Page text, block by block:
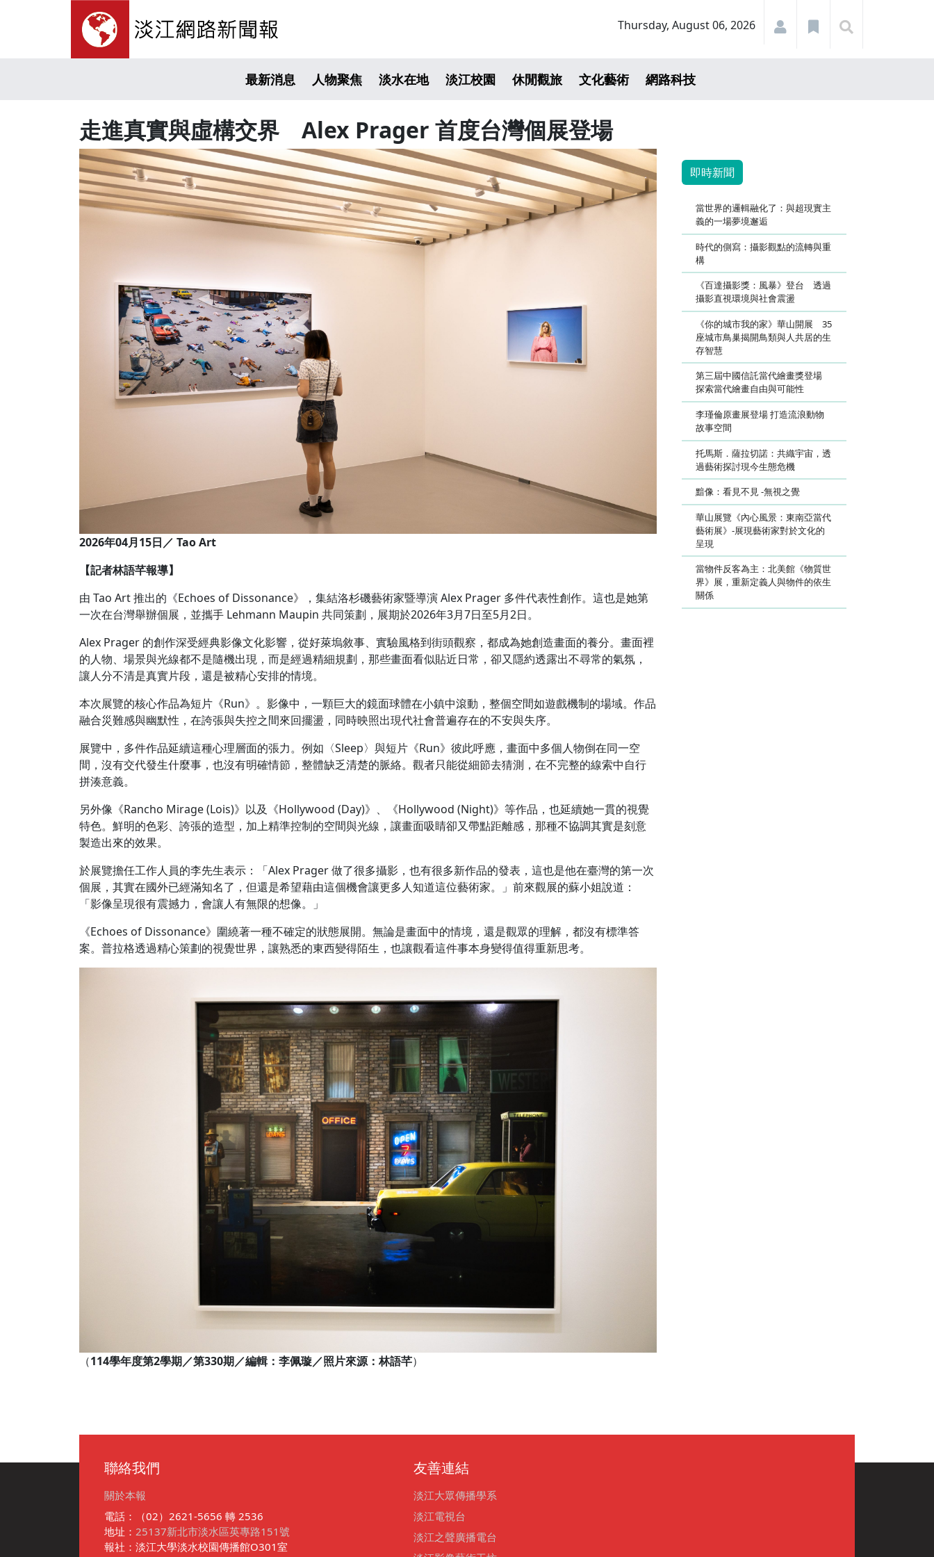
Thursday, August 06, 2026
最新消息 人物聚焦 淡水在地 淡江校園 休閒觀旅 文化藝術 網路科技
走進真實與虛構交界 Alex Prager 首度台灣個展登場
2026年04月15日／ Tao Art
【記者林語芊報導】
由 Tao Art 推出的《Echoes of Dissonance》，集結洛杉磯藝術家暨導演 Alex Prager 多件代表性創作。這也是她第
一次在台灣舉辦個展，並攜手 Lehmann Maupin 共同策劃，展期於2026年3月7日至5月2日。
Alex Prager 的創作深受經典影像文化影響，從好萊塢敘事、實驗風格到街頭觀察，都成為她創造畫面的養分。畫面裡
的人物、場景與光線都不是隨機出現，而是經過精細規劃，那些畫面看似貼近日常，卻又隱約透露出不尋常的氣氛，
讓人分不清是真實片段，還是被精心安排的情境。
本次展覽的核心作品為短片《Run》。影像中，一顆巨大的鏡面球體在小鎮中滾動，整個空間如遊戲機制的場域。作品
融合災難感與幽默性，在誇張與失控之間來回擺盪，同時映照出現代社會普遍存在的不安與失序。
展覽中，多件作品延續這種心理層面的張力。例如〈Sleep〉與短片《Run》彼此呼應，畫面中多個人物倒在同一空
間，沒有交代發生什麼事，也沒有明確情節，整體缺乏清楚的脈絡。觀者只能從細節去猜測，在不完整的線索中自行
拼湊意義。
另外像《Rancho Mirage (Lois)》以及《Hollywood (Day)》、《Hollywood (Night)》等作品，也延續她一貫的視覺
特色。鮮明的色彩、誇張的造型，加上精準控制的空間與光線，讓畫面吸睛卻又帶點距離感，那種不協調其實是刻意
製造出來的效果。
於展覽擔任工作人員的李先生表示：「Alex Prager 做了很多攝影，也有很多新作品的發表，這也是他在臺灣的第一次
個展，其實在國外已經滿知名了，但還是希望藉由這個機會讓更多人知道這位藝術家。」前來觀展的蘇小姐說道：
「影像呈現很有震撼力，會讓人有無限的想像。」
《Echoes of Dissonance》圍繞著一種不確定的狀態展開。無論是畫面中的情境，還是觀眾的理解，都沒有標準答
案。普拉格透過精心策劃的視覺世界，讓熟悉的東西變得陌生，也讓觀看這件事本身變得值得重新思考。
（114學年度第2學期／第330期／編輯：李佩璇／照片來源：林語芊）
即時新聞
當世界的邏輯融化了：與超現實主
義的一場夢境邂逅
時代的側寫：攝影觀點的流轉與重
構
《百達攝影獎：風暴》登台 透過
攝影直視環境與社會震盪
《你的城市我的家》華山開展 35
座城市鳥巢揭開鳥類與人共居的生
存智慧
第三屆中國信託當代繪畫獎登場
探索當代繪畫自由與可能性
李瑾倫原畫展登場 打造流浪動物
故事空間
托馬斯．薩拉切諾：共織宇宙，透
過藝術探討現今生態危機
黯像：看見不見 -無視之覺
華山展覽《內心風景：東南亞當代
藝術展》-展現藝術家對於文化的
呈現
當物件反客為主：北美館《物質世
界》展，重新定義人與物件的依生
關係
聯絡我們
關於本報
電話：（02）2621-5656 轉 2536
地址： 25137新北市淡水區英專路151號
報社：淡江大學淡水校園傳播館O301室
友善連結
淡江大眾傳播學系
淡江電視台
淡江之聲廣播電台